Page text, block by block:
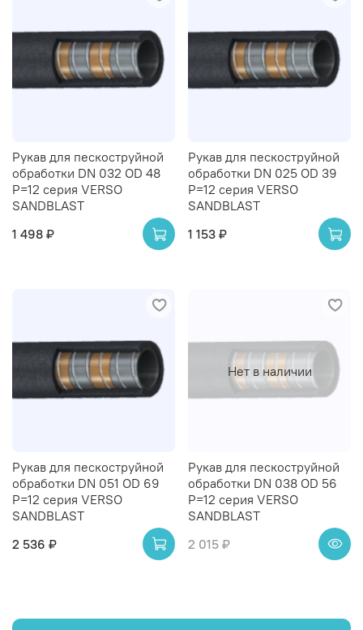
Рукав для пескоструйной
обработки DN 032 OD 48
Р=12 серия VERSO
SANDBLAST
1 498 ₽
Рукав для пескоструйной
обработки DN 025 OD 39
Р=12 серия VERSO
SANDBLAST
1 153 ₽
Рукав для пескоструйной
обработки DN 051 OD 69
Р=12 серия VERSO
SANDBLAST
2 536 ₽
Нет в наличии
Рукав для пескоструйной
обработки DN 038 OD 56
Р=12 серия VERSO
SANDBLAST
2 015 ₽